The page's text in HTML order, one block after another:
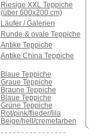
Riesige XXL Teppiche
(über 600x200 cm)
Läufer / Galerien
Runde & ovale Teppiche
Antike Teppiche
Antike China Teppiche
Blaue Teppiche
Graue Teppiche
Braune Teppiche
Blaue Teppiche
Grüne Teppiche
Rot/pink/flieder/lila
Beige/hell/cremefarben